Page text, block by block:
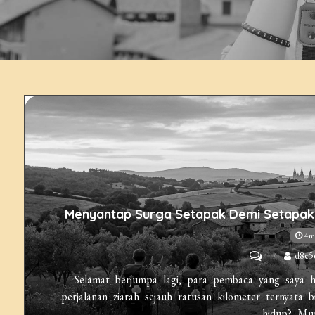
Menyantap Surga Setapak Demi
on
Menyantap
Surga
Selamat berjumpa lagi, para pembaca yang saya
perjalanan ziarah sejauh ratusan kilometer ternyata